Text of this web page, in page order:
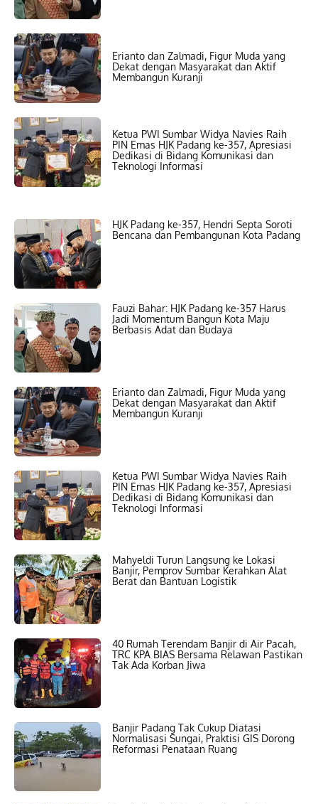
Erianto dan Zalmadi, Figur Muda yang
Dekat dengan Masyarakat dan Aktif
Membangun Kuranji
Ketua PWI Sumbar Widya Navies Raih
PIN Emas HJK Padang ke-357, Apresiasi
Dedikasi di Bidang Komunikasi dan
Teknologi Informasi
HJK Padang ke-357, Hendri Septa Soroti
Bencana dan Pembangunan Kota Padang
Fauzi Bahar: HJK Padang ke-357 Harus
Jadi Momentum Bangun Kota Maju
Berbasis Adat dan Budaya
Erianto dan Zalmadi, Figur Muda yang
Dekat dengan Masyarakat dan Aktif
Membangun Kuranji
Ketua PWI Sumbar Widya Navies Raih
PIN Emas HJK Padang ke-357, Apresiasi
Dedikasi di Bidang Komunikasi dan
Teknologi Informasi
Mahyeldi Turun Langsung ke Lokasi
Banjir, Pemprov Sumbar Kerahkan Alat
Berat dan Bantuan Logistik
40 Rumah Terendam Banjir di Air Pacah,
TRC KPA BIAS Bersama Relawan Pastikan
Tak Ada Korban Jiwa
Banjir Padang Tak Cukup Diatasi
Normalisasi Sungai, Praktisi GIS Dorong
Reformasi Penataan Ruang